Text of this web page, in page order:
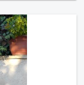
à l'ile de la